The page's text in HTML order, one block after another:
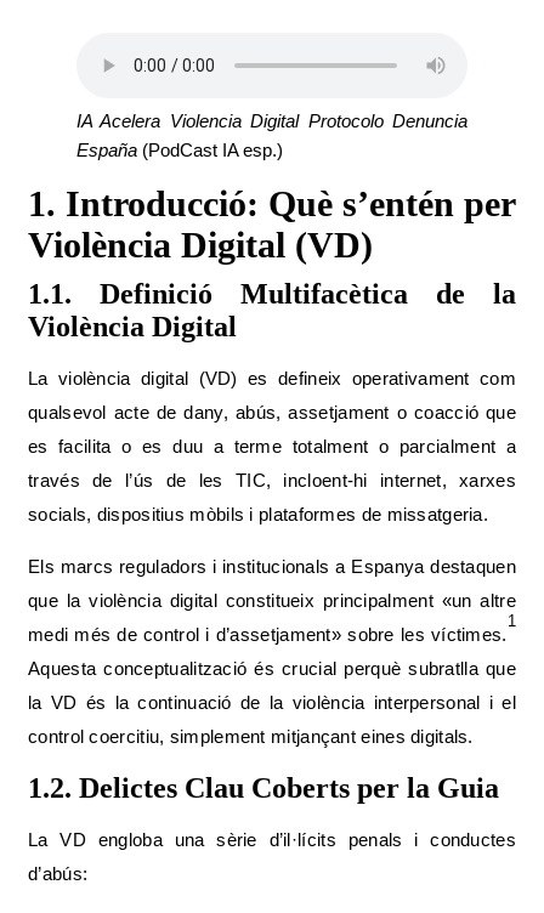
IA Acelera Violencia Digital Protocolo Denuncia
España (PodCast IA esp.)
1. Introducció: Què s’entén per
Violència Digital (VD)
1.1. Definició Multifacètica de la
Violència Digital
La violència digital (VD) es defineix operativament com
qualsevol acte de dany, abús, assetjament o coacció que
es facilita o es duu a terme totalment o parcialment a
través de l’ús de les TIC, incloent-hi internet, xarxes
socials, dispositius mòbils i plataformes de missatgeria.
Els marcs reguladors i institucionals a Espanya destaquen
que la violència digital constitueix principalment «un altre
medi més de control i d’assetjament» sobre les víctimes.
1
Aquesta conceptualització és crucial perquè subratlla que
la VD és la continuació de la violència interpersonal i el
control coercitiu, simplement mitjançant eines digitals.
1.2. Delictes Clau Coberts per la Guia
La VD engloba una sèrie d’il·lícits penals i conductes
d’abús: